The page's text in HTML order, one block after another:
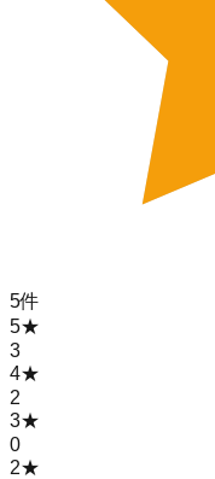
5件
5★
3
4★
2
3★
0
2★